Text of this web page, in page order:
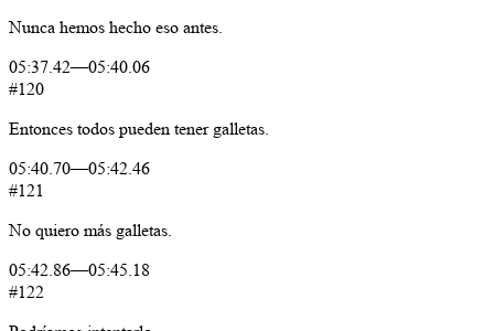
Nunca hemos hecho eso antes.
05:37.42—05:40.06
#120
Entonces todos pueden tener galletas.
05:40.70—05:42.46
#121
No quiero más galletas.
05:42.86—05:45.18
#122